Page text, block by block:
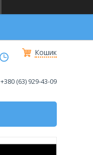
Кошик
+380 (63) 929-43-09